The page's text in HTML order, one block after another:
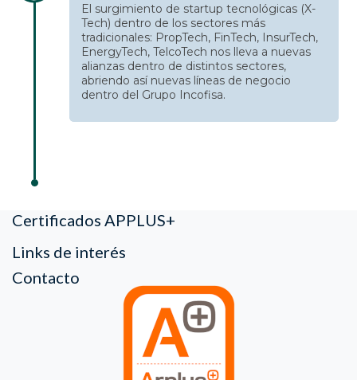
El surgimiento de startup tecnológicas (X-
Tech) dentro de los sectores más
tradicionales: PropTech, FinTech, InsurTech,
EnergyTech, TelcoTech nos lleva a nuevas
alianzas dentro de distintos sectores,
abriendo así nuevas líneas de negocio
dentro del Grupo Incofisa.
Certificados APPLUS+
Links de interés
Contacto